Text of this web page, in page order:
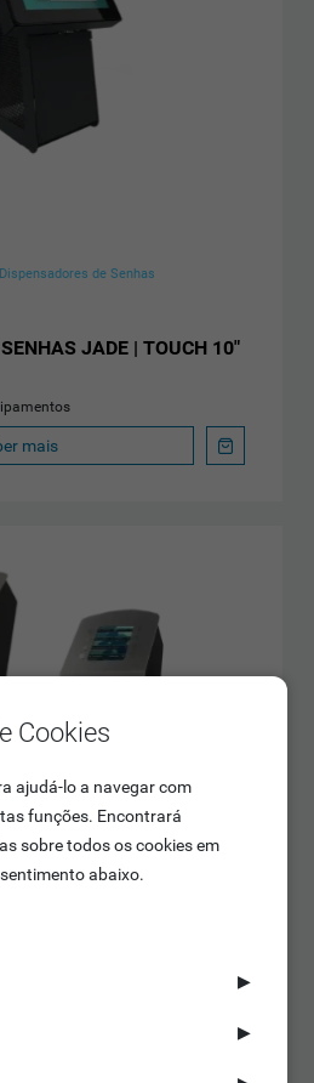
de Senhas
JADE | TOUCH 10"
mais
de Senhas
Cookies
ajudá-lo a navegar com
funções. Encontrará
sobre todos os cookies em
abaixo.
▶
▶